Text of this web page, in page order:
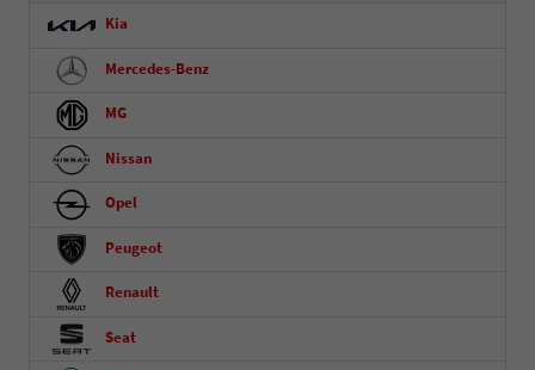
Kia
Mercedes-Benz
MG
Nissan
Opel
Peugeot
Renault
Seat